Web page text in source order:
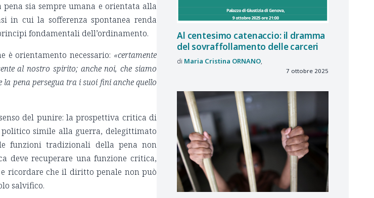
sia sempre umana e orientata alla
in cui la sofferenza spontanea renda
fondamentali dell’ordinamento.
è orientamento necessario: «certamente
al nostro spirito; anche noi, che siamo
pena persegua tra i suoi fini anche quello
del punire: la prospettiva critica di
politico simile alla guerra, delegittimato
funzioni tradizionali della pena non
deve recuperare una funzione critica,
ricordare che il diritto penale non può
salvifico.
Al centesimo catenaccio: il dramma
del sovraffollamento delle carceri
Maria Cristina ORNANO
7 ottobre 2025